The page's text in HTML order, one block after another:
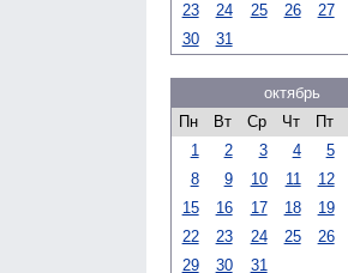
23
24 25 26 27
30
31
октябрь
Пн
Вт Ср Чт Пт
1
2 3 4 5
8
9 10 11 12
15
16 17 18 19
22
23 24 25 26
29
30 31